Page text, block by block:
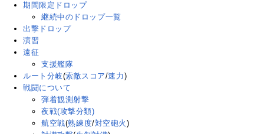
期間限定ドロップ
継続中のドロップ一覧
出撃ドロップ
演習
遠征
支援艦隊
ルート分岐(索敵スコア/速力 )
戦闘について
弾着観測射撃
夜戦(攻撃分類)
航空戦(熟練度/対空砲火 )